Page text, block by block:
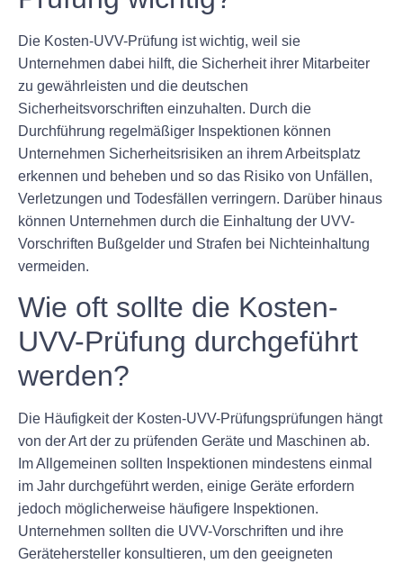
Die Kosten-UVV-Prüfung ist wichtig, weil sie
Unternehmen dabei hilft, die Sicherheit ihrer Mitarbeiter
zu gewährleisten und die deutschen
Sicherheitsvorschriften einzuhalten. Durch die
Durchführung regelmäßiger Inspektionen können
Unternehmen Sicherheitsrisiken an ihrem Arbeitsplatz
erkennen und beheben und so das Risiko von Unfällen,
Verletzungen und Todesfällen verringern. Darüber hinaus
können Unternehmen durch die Einhaltung der UVV-
Vorschriften Bußgelder und Strafen bei Nichteinhaltung
vermeiden.
Wie oft sollte die Kosten-
UVV-Prüfung durchgeführt
werden?
Die Häufigkeit der Kosten-UVV-Prüfungsprüfungen hängt
von der Art der zu prüfenden Geräte und Maschinen ab.
Im Allgemeinen sollten Inspektionen mindestens einmal
im Jahr durchgeführt werden, einige Geräte erfordern
jedoch möglicherweise häufigere Inspektionen.
Unternehmen sollten die UVV-Vorschriften und ihre
Gerätehersteller konsultieren, um den geeigneten